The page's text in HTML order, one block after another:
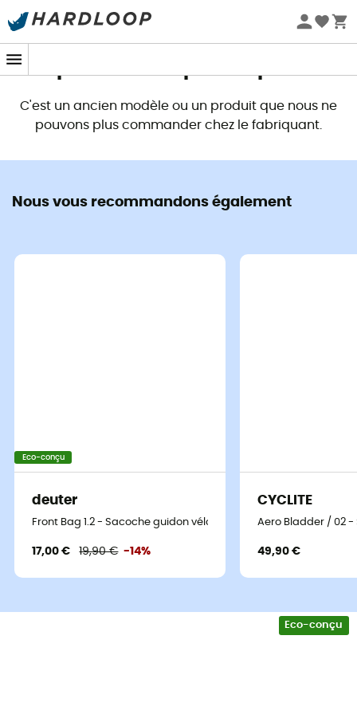
Promos d'été 🔥 -5 % EXTRA dès 2 produits* code Summer5
C'est un ancien modèle ou un produit que nous ne
pouvons plus commander chez le fabriquant.
Nous vous recommandons également
Eco-conçu
deuter
Front Bag 1.2 - Sacoche guidon vélo
17,00 € 19,90 € -14%
CYCLITE
Aero Bladder / 02
49,90 €
Eco-conçu